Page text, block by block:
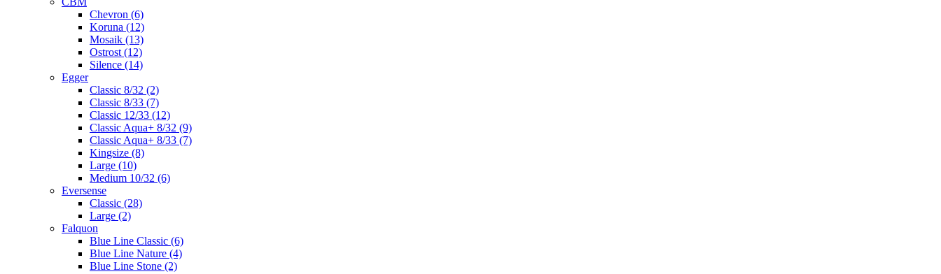
Chevron (6)
Koruna (12)
Mosaik (13)
Ostrost (12)
Silence (14)
Egger
Classic 8/32 (2)
Classic 8/33 (7)
Classic 12/33 (12)
Classic Aqua+ 8/32 (9)
Classic Aqua+ 8/33 (7)
Kingsize (8)
Large (10)
Medium 10/32 (6)
Eversense
Classic (28)
Large (2)
Falquon
Blue Line Classic (6)
Blue Line Nature (4)
Blue Line Stone (2)